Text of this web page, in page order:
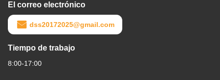
El correo electrónico
dss20172025@gmail.com
Tiempo de trabajo
8:00-17:00